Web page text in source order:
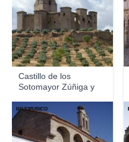
Castillo de los
Sotomayor Zúñiga y
ROJOPUBICO